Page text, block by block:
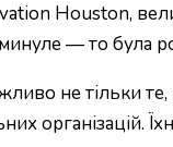
Houston,
— то була
не тільки
організацій.